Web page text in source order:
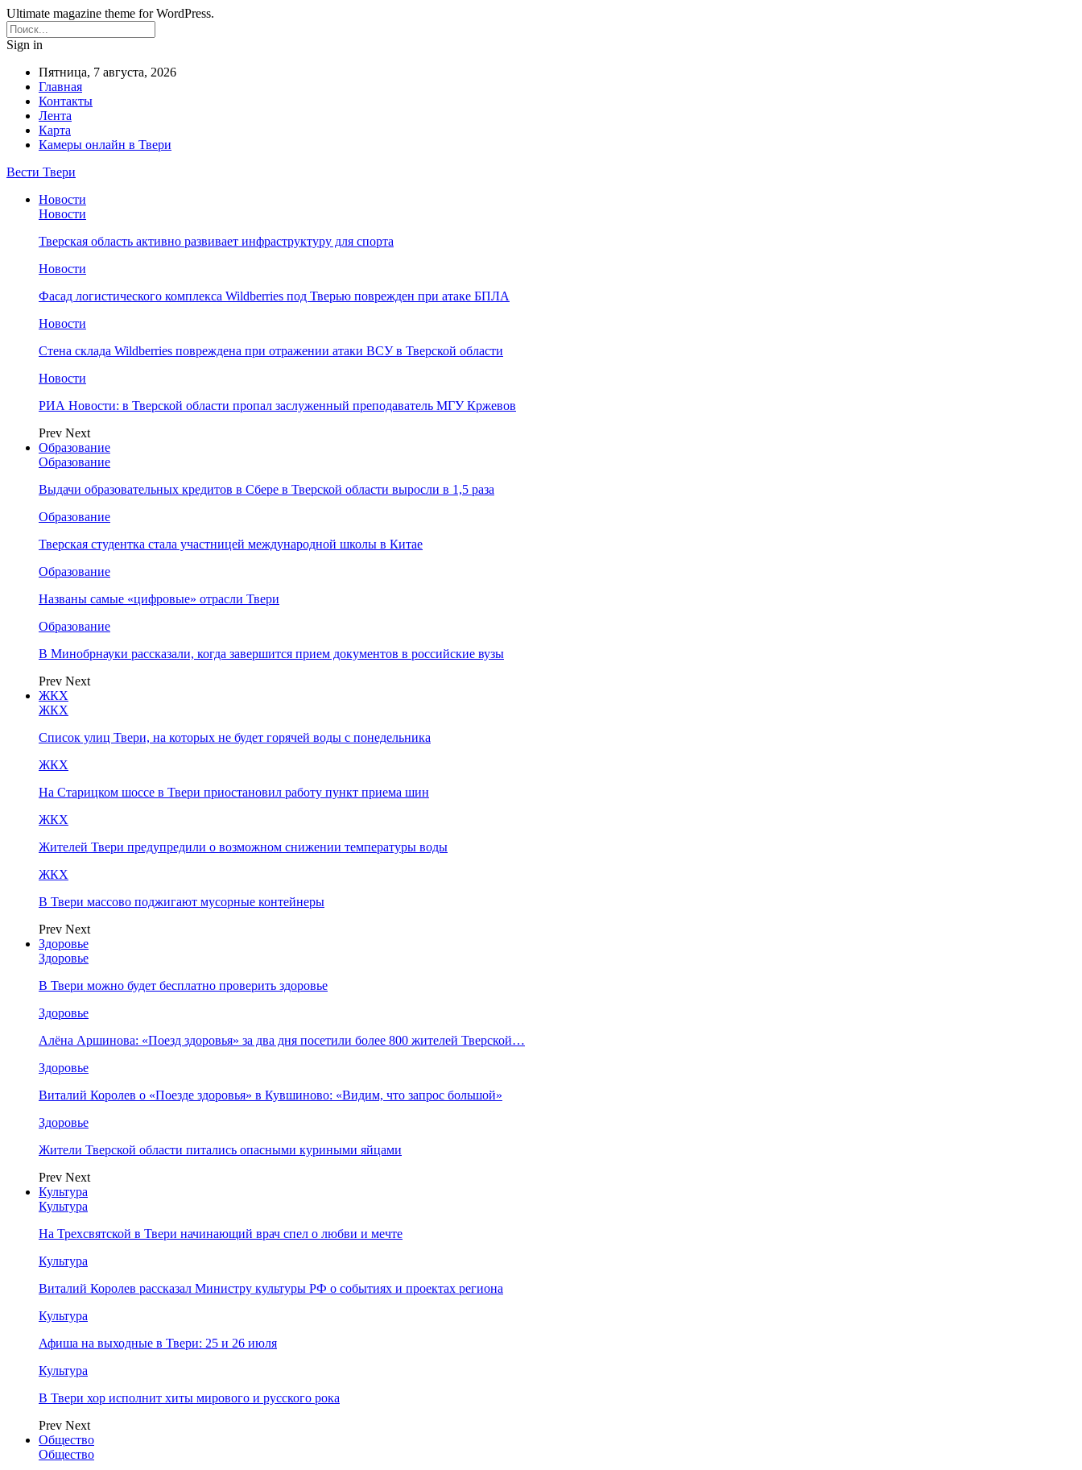
Ultimate magazine theme for WordPress.
Sign in
Пятница, 7 августа, 2026
Главная
Контакты
Лента
Карта
Камеры онлайн в Твери
Вести Твери
Новости
Новости
Тверская область активно развивает инфраструктуру для спорта
Новости
Фасад логистического комплекса Wildberries под Тверью поврежден при атаке БПЛА
Новости
Стена склада Wildberries повреждена при отражении атаки ВСУ в Тверской области
Новости
РИА Новости: в Тверской области пропал заслуженный преподаватель МГУ Кржевов
Prev Next
Образование
Образование
Выдачи образовательных кредитов в Сбере в Тверской области выросли в 1,5 раза
Образование
Тверская студентка стала участницей международной школы в Китае
Образование
Названы самые «цифровые» отрасли Твери
Образование
В Минобрнауки рассказали, когда завершится прием документов в российские вузы
Prev Next
ЖКХ
ЖКХ
Список улиц Твери, на которых не будет горячей воды с понедельника
ЖКХ
На Старицком шоссе в Твери приостановил работу пункт приема шин
ЖКХ
Жителей Твери предупредили о возможном снижении температуры воды
ЖКХ
В Твери массово поджигают мусорные контейнеры
Prev Next
Здоровье
Здоровье
В Твери можно будет бесплатно проверить здоровье
Здоровье
Алёна Аршинова: «Поезд здоровья» за два дня посетили более 800 жителей Тверской…
Здоровье
Виталий Королев о «Поезде здоровья» в Кувшиново: «Видим, что запрос большой»
Здоровье
Жители Тверской области питались опасными куриными яйцами
Prev Next
Культура
Культура
На Трехсвятской в Твери начинающий врач спел о любви и мечте
Культура
Виталий Королев рассказал Министру культуры РФ о событиях и проектах региона
Культура
Афиша на выходные в Твери: 25 и 26 июля
Культура
В Твери хор исполнит хиты мирового и русского рока
Prev Next
Общество
Общество